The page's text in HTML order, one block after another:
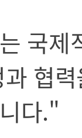
국
협
다."